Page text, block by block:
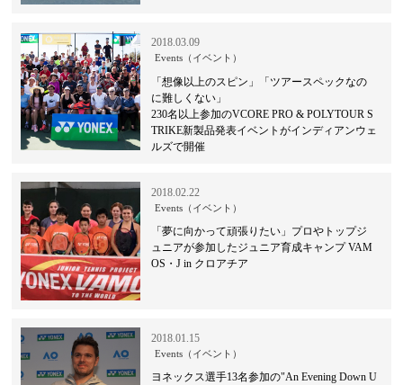
2018.03.09
Events（イベント）
「想像以上のスピン」「ツアースペックなの
に難しくない」
230名以上参加のVCORE PRO & POLYTOUR S
TRIKE新製品発表イベントがインディアンウェ
ルズで開催
2018.02.22
Events（イベント）
「夢に向かって頑張りたい」プロやトップジ
ュニアが参加したジュニア育成キャンプ VAM
OS・J in クロアチア
2018.01.15
Events（イベント）
ヨネックス選手13名参加の"An Evening Down U